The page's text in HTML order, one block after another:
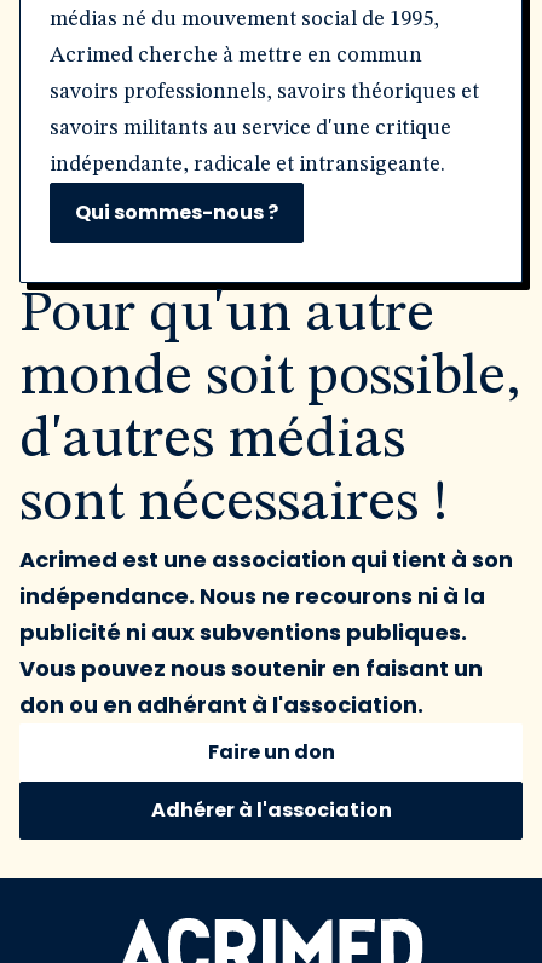
médias né du mouvement social de 1995,
Acrimed cherche à mettre en commun
savoirs professionnels, savoirs théoriques et
savoirs militants au service d'une critique
indépendante, radicale et intransigeante.
Qui sommes-nous ?
Pour qu'un autre
monde soit possible,
d'autres médias
sont nécessaires !
Acrimed est une association qui tient à son
indépendance. Nous ne recourons ni à la
publicité ni aux subventions publiques.
Vous pouvez nous soutenir en faisant un
don ou en adhérant à l'association.
Faire un don
Adhérer à l'association